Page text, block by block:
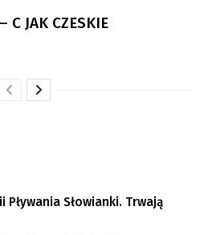
JAK CZESKIE
Pływania Słowianki. Trwają